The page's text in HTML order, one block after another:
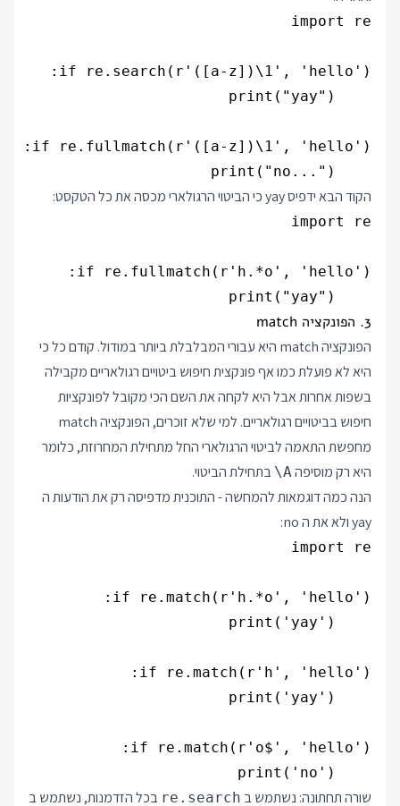
הקוד הבא ידפיס yay כי הביטוי הרגולארי מכסה את כל הטקסט:
3. הפונקציה match
הפונקציה match היא עבורי המבלבלת ביותר במודול. קודם כל כי
היא לא פועלת כמו אף פונקצית חיפוש ביטויים רגולאריים מקבילה
בשפות אחרות אבל היא לקחה את השם הכי מקובל לפונקציות
חיפוש בביטויים רגולאריים. למי שלא זוכרים, הפונקציה match
מחפשת התאמה לביטוי הרגולארי החל מתחילת המחרוזת, כלומר
היא רק מוסיפה\A בתחילת הביטוי.
הנה כמה דוגמאות להמחשה - התוכנית מדפיסה רק את הודעות ה
yay ולא את ה no:
שורה תחתונה: נשתמש ב re.search בכל הזדמנות, נשתמש ב